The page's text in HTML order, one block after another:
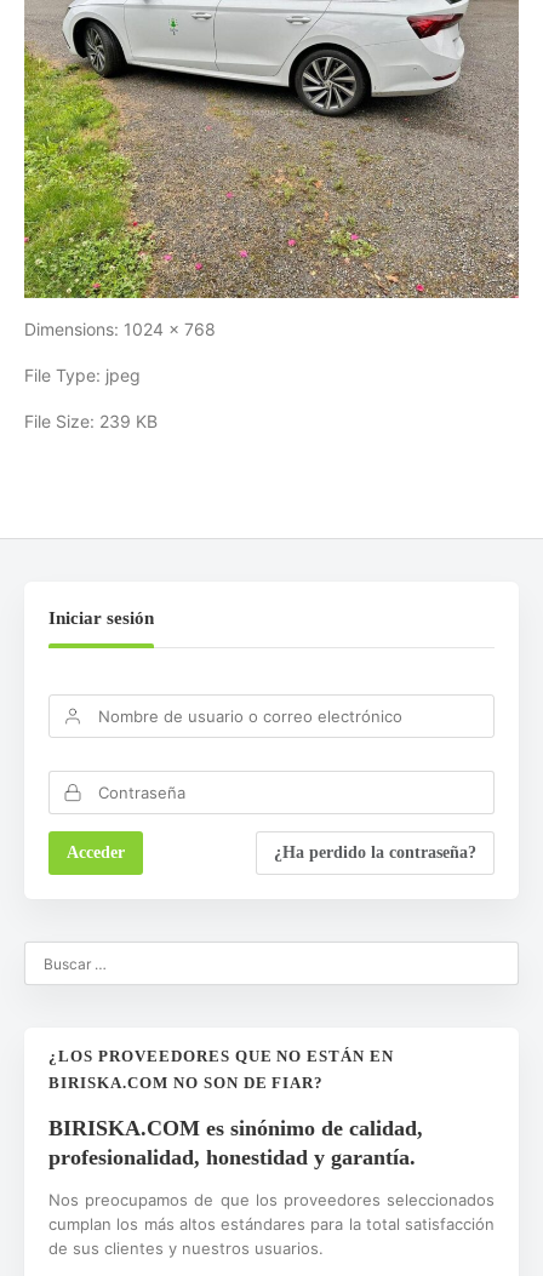
Dimensions: 1024 x 768
File Type: jpeg
File Size: 239 KB
Iniciar sesión
¿Ha perdido la contraseña?
¿LOS PROVEEDORES QUE NO ESTÁN EN
BIRISKA.COM NO SON DE FIAR?
BIRISKA.COM es sinónimo de calidad,
profesionalidad, honestidad y garantía.
Nos preocupamos de que los proveedores seleccionados
cumplan los más altos estándares para la total satisfacción
de sus clientes y nuestros usuarios.